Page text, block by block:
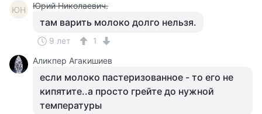
ЮН Юрий Николаевич.
там варить молоко долго нельзя.
9 лет
1
Аликпер Агакишиев
если молоко пастеризованное - то его не
кипятите..а просто грейте до нужной
температуры